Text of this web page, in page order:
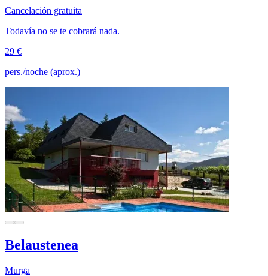
Cancelación gratuita
Todavía no se te cobrará nada.
29 €
pers./noche (aprox.)
Belaustenea
Murga